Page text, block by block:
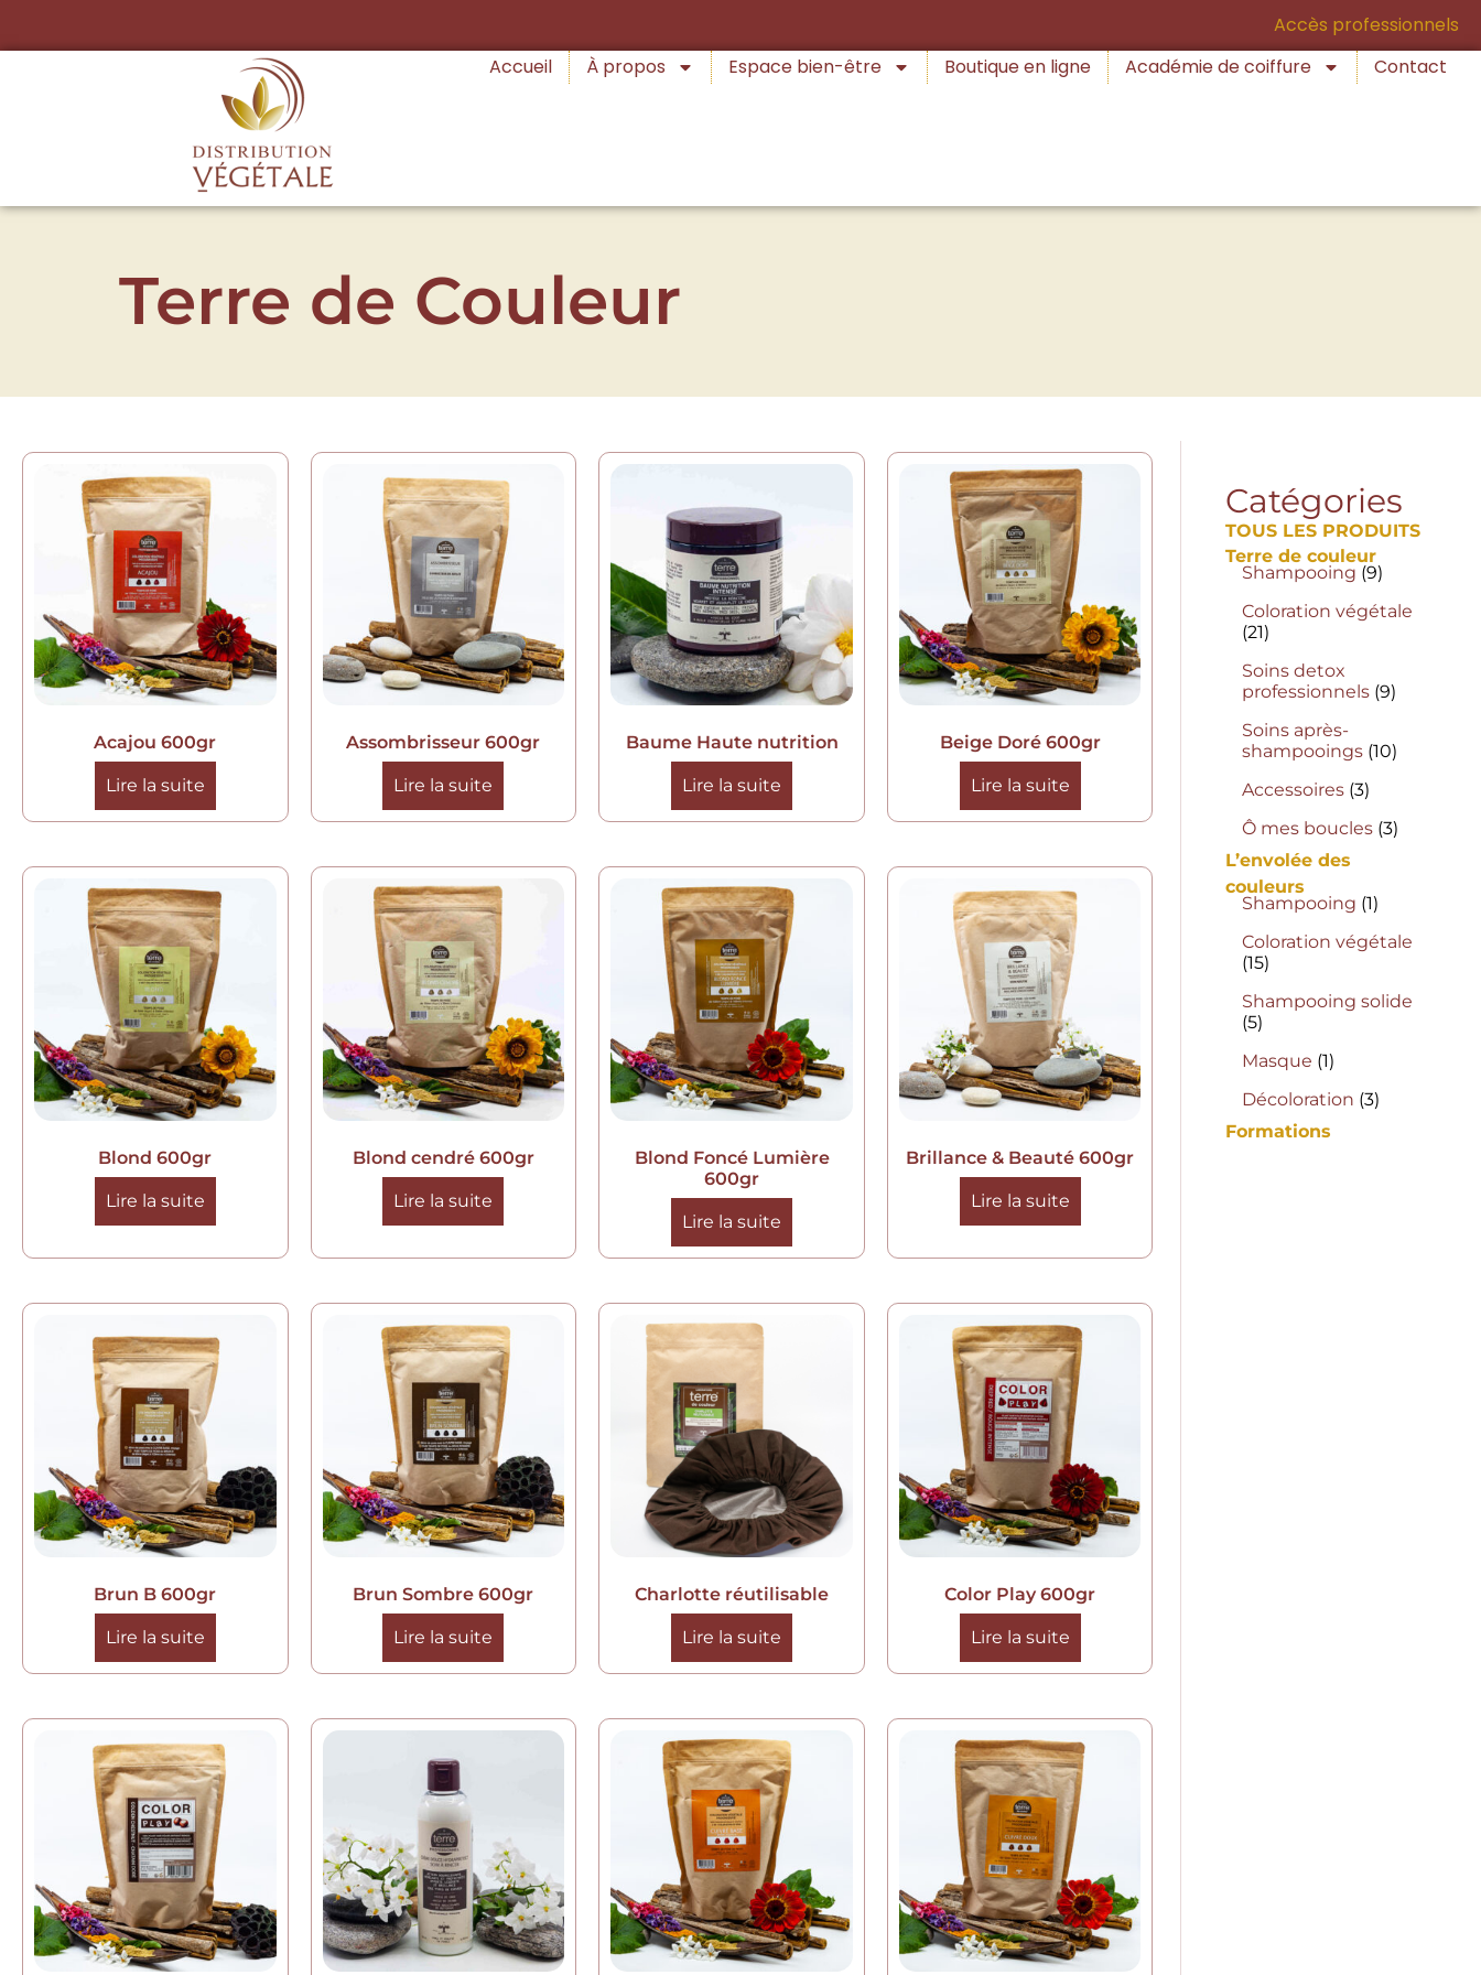
Accès professionnels
Accueil
À propos Espace bien-être Boutique en ligne Académie de coiffure Contact
Terre de Couleur
Acajou 600gr
Lire la suite
Assombrisseur 600gr
Lire la suite
Baume Haute nutrition
Lire la suite
Beige Doré 600gr
Lire la suite
Blond 600gr
Lire la suite
Blond cendré 600gr
Lire la suite
Blond Foncé Lumière
600gr
Lire la suite
Brillance & Beauté 600gr
Lire la suite
Brun B 600gr
Lire la suite
Brun Sombre 600gr
Lire la suite
Charlotte réutilisable
Lire la suite
Color Play 600gr
Lire la suite
Catégories
TOUS LES PRODUITS
Terre de couleur
Shampooing (9)
Coloration végétale
(21)
Soins detox
professionnels (9)
Soins après-
shampooings (10)
Accessoires (3)
Ô mes boucles (3)
L’envolée des
couleurs
Shampooing (1)
Coloration végétale
(15)
Shampooing solide
(5)
Masque (1)
Décoloration (3)
Formations